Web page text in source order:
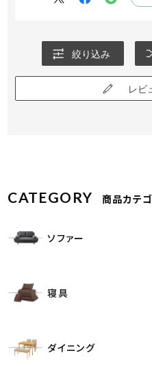
絞り込み
レビ
CATEGORY 商品カテ
ソファー
寝具
ダイニング